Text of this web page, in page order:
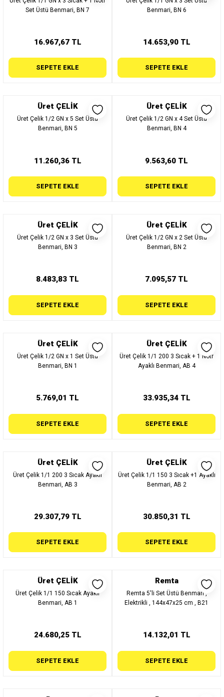
Set Üstü Benmari, BN 7
16.967,67 TL
SEPETE EKLE
Benmari, BN 6
14.653,90 TL
SEPETE EKLE
Üret ÇELİK
Üret Çelik 1/2 GN x 5 Set Üstü
Benmari, BN 5
11.260,36 TL
SEPETE EKLE
Üret ÇELİK
Üret Çelik 1/2 GN x 4 Set Üstü
Benmari, BN 4
9.563,60 TL
SEPETE EKLE
Üret ÇELİK
Üret Çelik 1/2 GN x 3 Set Üstü
Benmari, BN 3
8.483,83 TL
SEPETE EKLE
Üret ÇELİK
Üret Çelik 1/2 GN x 2 Set Üstü
Benmari, BN 2
7.095,57 TL
SEPETE EKLE
Üret ÇELİK
Üret Çelik 1/2 GN x 1 Set Üstü
Benmari, BN 1
5.769,01 TL
SEPETE EKLE
Üret ÇELİK
Üret Çelik 1/1 200 3 Sıcak + 1 Nötr
Ayaklı Benmari, AB 4
33.935,34 TL
SEPETE EKLE
Üret ÇELİK
Üret Çelik 1/1 200 3 Sıcak Ayaklı
Benmari, AB 3
29.307,79 TL
SEPETE EKLE
Üret ÇELİK
Üret Çelik 1/1 150 3 Sıcak +1 Ayaklı
Benmari, AB 2
30.850,31 TL
SEPETE EKLE
Üret ÇELİK
Üret Çelik 1/1 150 Sıcak Ayaklı
Benmari, AB 1
24.680,25 TL
SEPETE EKLE
Remta
Remta 5'li Set Üstü Benmari ,
Elektrikli , 144x47x25 cm , B21
14.132,01 TL
SEPETE EKLE